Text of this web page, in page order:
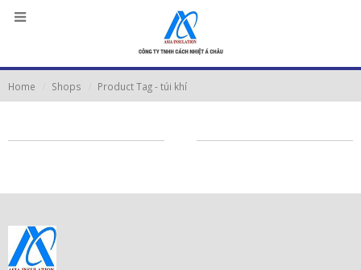
Home Shops Product Tag -túi khí